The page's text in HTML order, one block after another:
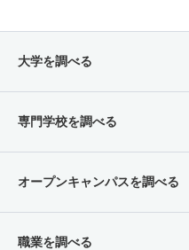
大学を調べる
専門学校を調べる
オープンキャンパスを調べる
職業を調べる